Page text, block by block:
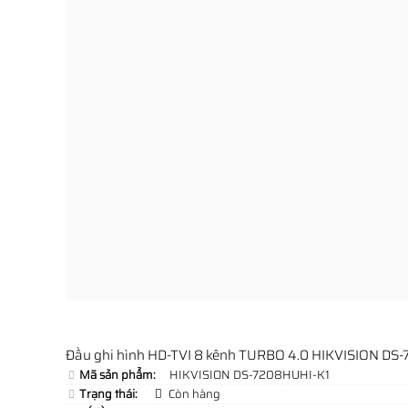
Đầu ghi hình HD-TVI 8 kênh TURBO 4.0 HIKVISION
Mã sản phẩm:
HIKVISION DS-7208HUHI-K1
Trạng thái:
Còn hàng